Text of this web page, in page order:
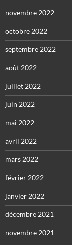
novembre 2022
octobre 2022
septembre 2022
août 2022
juillet 2022
juin 2022
mai 2022
avril 2022
mars 2022
février 2022
janvier 2022
décembre 2021
novembre 2021